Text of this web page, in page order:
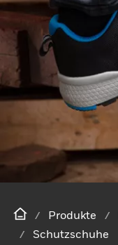
Produkte
Schutzschuhe